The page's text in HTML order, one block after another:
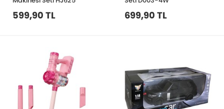
599,90 TL 699,90 TL